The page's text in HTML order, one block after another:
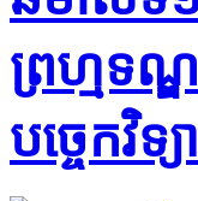
ព្រហ្មទណ្
បច្ចេកវិ